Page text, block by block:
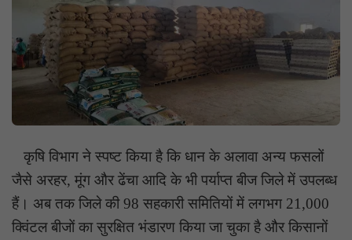
कृषि विभाग ने स्पष्ट किया है कि धान के अलावा अन्य फसलों
जैसे अरहर, मूंग और ढेंचा आदि के भी पर्याप्त बीज जिले में उपलब्ध
हैं। अब तक जिले की 98 सहकारी समितियों में लगभग 21,000
क्विंटल बीजों का सुरक्षित भंडारण किया जा चुका है और किसानों